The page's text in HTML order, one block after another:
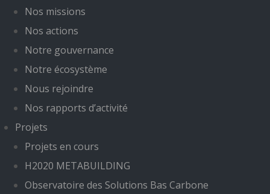
Nos missions
Nos actions
Notre gouvernance
Notre écosystème
Nous rejoindre
Nos rapports d’activité
Projets
Projets en cours
H2020 METABUILDING
Observatoire des Solutions Bas Carbone